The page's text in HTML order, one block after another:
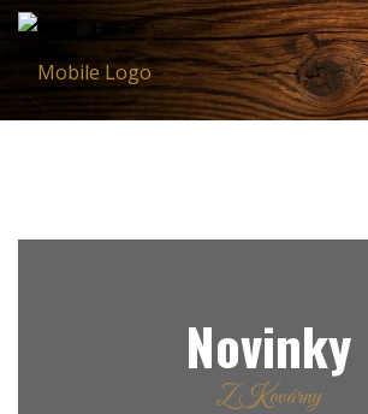
Novinky
Z Kovárny